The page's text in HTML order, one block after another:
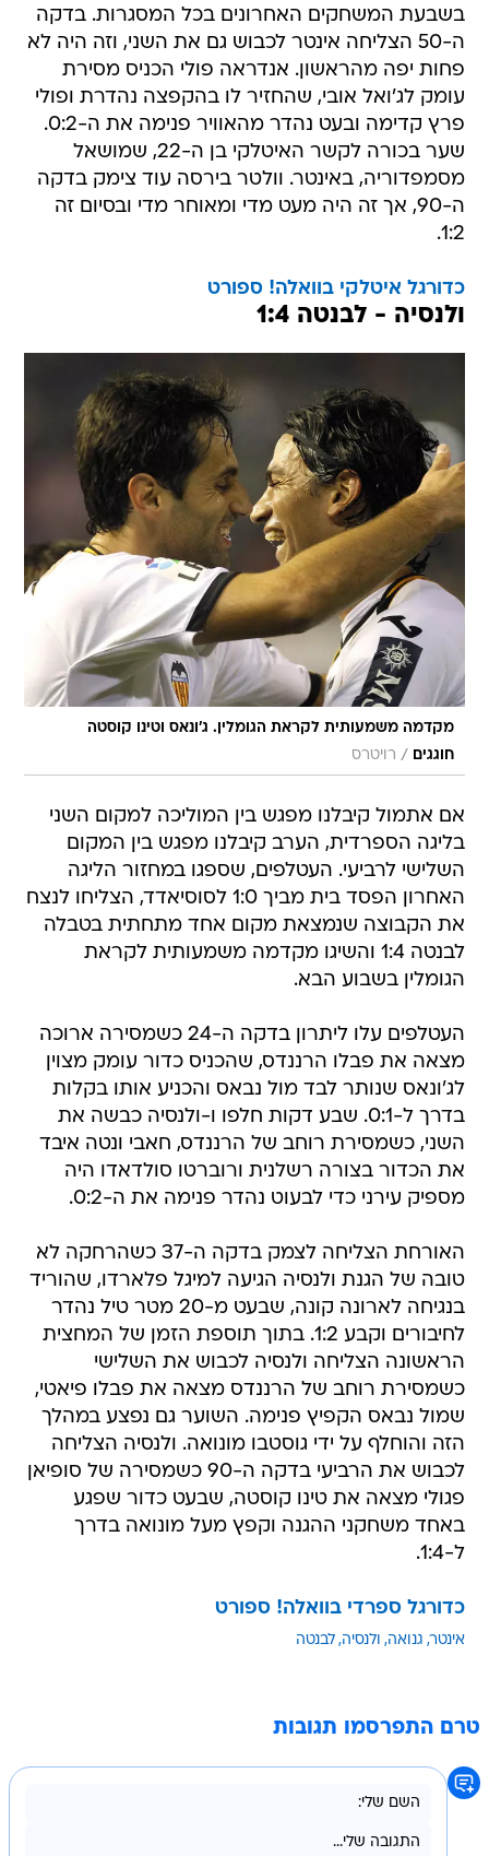
בשבעת המשחקים האחרונים בכל המסגרות. בדקה
ה-50 הצליחה אינטר לכבוש גם את השני, וזה היה לא
פחות יפה מהראשון. אנדראה פולי הכניס מסירת
עומק לג'ואל אובי, שהחזיר לו בהקפצה נהדרת ופולי
פרץ קדימה ובעט נהדר מהאוויר פנימה את ה-0:2.
שער בכורה לקשר האיטלקי בן ה-22, שמושאל
מסמפדוריה, באינטר. וולטר בירסה עוד צימק בדקה
ה-90, אך זה היה מעט מדי ומאוחר מדי ובסיום זה
1:2.
כדורגל איטלקי בוואלה! ספורט
ולנסיה - לבנטה 1:4
מקדמה משמעותית לקראת הגומלין. ג'ונאס וטינו קוסטה
חוגגים
/ רויטרס
אם אתמול קיבלנו מפגש בין המוליכה למקום השני
בליגה הספרדית, הערב קיבלנו מפגש בין המקום
השלישי לרביעי. העטלפים, שספגו במחזור הליגה
האחרון הפסד בית מביך 1:0 לסוסיאדד, הצליחו לנצח
את הקבוצה שנמצאת מקום אחד מתחתית בטבלה
לבנטה 1:4 והשיגו מקדמה משמעותית לקראת
הגומלין בשבוע הבא.
העטלפים עלו ליתרון בדקה ה-24 כשמסירה ארוכה
מצאה את פבלו הרננדס, שהכניס כדור עומק מצוין
לג'ונאס שנותר לבד מול נבאס והכניע אותו בקלות
בדרך ל-0:1. שבע דקות חלפו ו-ולנסיה כבשה את
השני, כשמסירת רוחב של הרננדס, חאבי ונטה איבד
את הכדור בצורה רשלנית ורוברטו סולדאדו היה
מספיק עירני כדי לבעוט נהדר פנימה את ה-0:2.
האורחת הצליחה לצמק בדקה ה-37 כשהרחקה לא
טובה של הגנת ולנסיה הגיעה למיגל פלארדו, שהוריד
בנגיחה לארונה קונה, שבעט מ-20 מטר טיל נהדר
לחיבורים וקבע 1:2. בתוך תוספת הזמן של המחצית
הראשונה הצליחה ולנסיה לכבוש את השלישי
כשמסירת רוחב של הרננדס מצאה את פבלו פיאטי,
שמול נבאס הקפיץ פנימה. השוער גם נפצע במהלך
הזה והוחלף על ידי גוסטבו מונואה. ולנסיה הצליחה
לכבוש את הרביעי בדקה ה-90 כשמסירה של סופיאן
פגולי מצאה את טינו קוסטה, שבעט כדור שפגע
באחד משחקני ההגנה וקפץ מעל מונואה בדרך
ל-1:4.
כדורגל ספרדי בוואלה! ספורט
אינטר גנואה ולנסיה לבנטה
טרם התפרסמו תגובות